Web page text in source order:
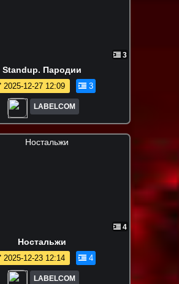
3
Standup. Пародии
2025-12-27 12:09 3
LABELCOM
4
Ностальжи
2025-12-23 12:14 4
LABELCOM